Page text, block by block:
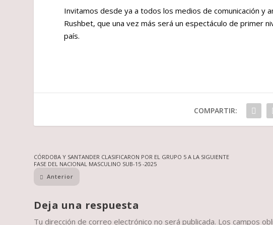
Invitamos desde ya a todos los medios de comunicación y
Rushbet, que una vez más será un espectáculo de primer
país.
COMPARTIR:
CÓRDOBA Y SANTANDER CLASIFICARON POR EL GRUPO 5 A LA SIGUIENTE
FASE DEL NACIONAL MASCULINO SUB-15 -2025
Anterior
Deja una respuesta
Tu dirección de correo electrónico no será publicada. Los campos